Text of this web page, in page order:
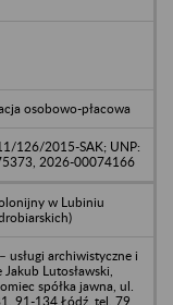
osobowo-płacowa
126/2015-SAK; UNP:
2026-00074166
w Lubiniu
usługi archiwistyczne i
Lutosławski,
spółka jawna, ul.
91-134 Łódź, tel. 79